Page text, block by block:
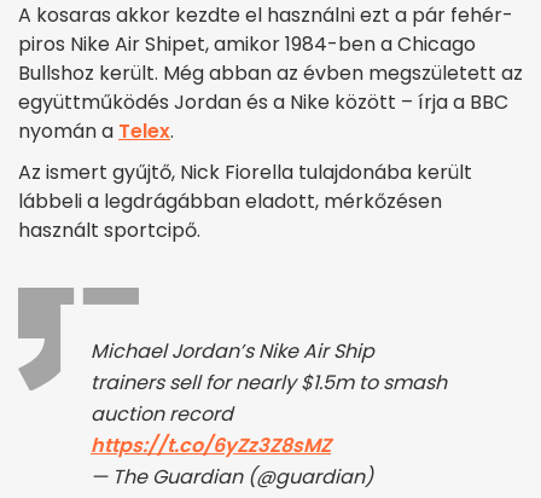
A kosaras akkor kezdte el használni ezt a pár fehér-
piros Nike Air Shipet, amikor 1984-ben a Chicago
Bullshoz került. Még abban az évben megszületett az
együttműködés Jordan és a Nike között – írja a BBC
nyomán a Telex.
Az ismert gyűjtő, Nick Fiorella tulajdonába került
lábbeli a legdrágábban eladott, mérkőzésen
használt sportcipő.
Michael Jordan’s Nike Air Ship
trainers sell for nearly $1.5m to smash
auction record
https://t.co/6yZz3Z8sMZ
— The Guardian (@guardian)